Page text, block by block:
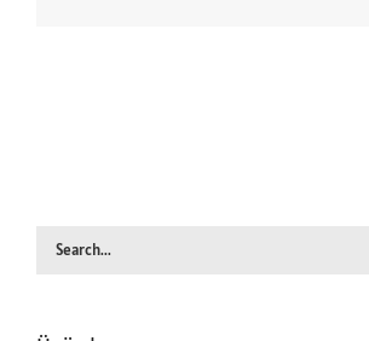
Search